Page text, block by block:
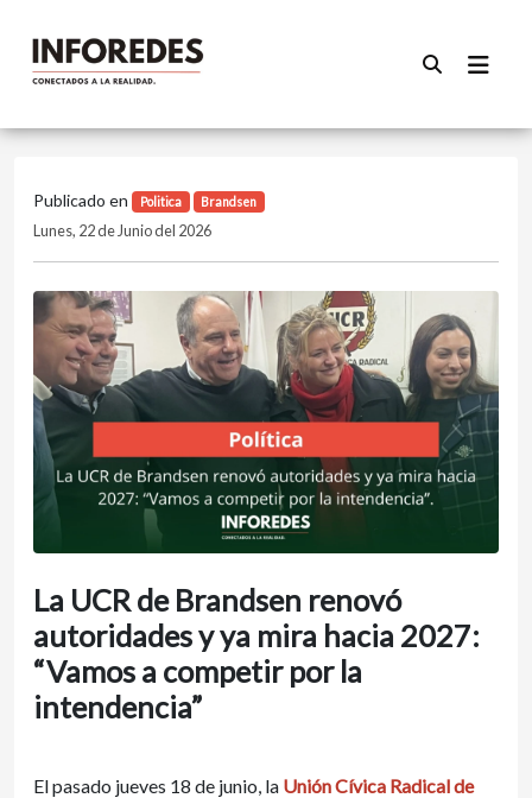
Publicado en Politica Brandsen
Lunes, 22 de Junio del 2026
La UCR de Brandsen renovó
autoridades y ya mira hacia 2027:
“Vamos a competir por la
intendencia”
El pasado jueves 18 de junio, la Unión Cívica Radical de